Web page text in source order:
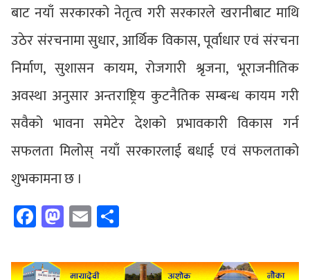
बाट नयाँ सरकारको नेतृत्व गरी सरकारले खरानीबाट माथि
उठेर संरचनामा सुधार, आर्थिक विकास, पूर्वाधार एवं संरचना
निर्माण, सुशासन कायम, रोजगारी श्रृजना, भूराजनीतिक
अवस्था अनुसार अन्तराष्ट्रिय कुटनैतिक सम्बन्ध कायम गरी
सवैको भावना समेटेर देशको प्रभावकारी विकास गर्न
सफलता मिलोस् नयाँ सरकारलाई बधाई एवं सफलताको
शुभकामना छ ।
Facebook
Mastodon
Email